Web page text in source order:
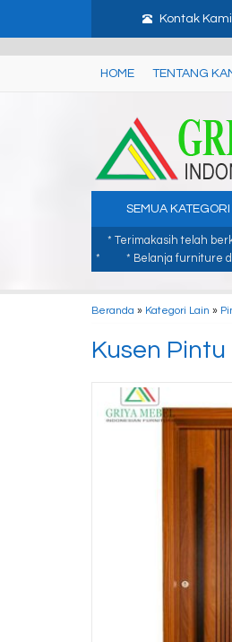
Kontak Kami
HOME TENTANG
SEMUA
* Terimakasih telah
*
* Belanja furniture
Beranda » Kategori Lain »
Kusen